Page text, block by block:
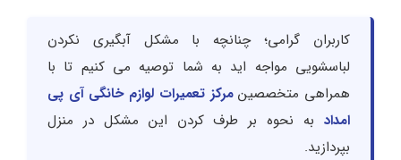
کاربران گرامی؛ چنانچه با مشکل آبگیری نکردن
لباسشویی مواجه اید به شما توصیه می کنیم تا با
همراهی متخصصینمرکز تعمیرات لوازم خانگی آی پی
امداد به نحوه بر طرف کردن این مشکل در منزل
بپردازید.